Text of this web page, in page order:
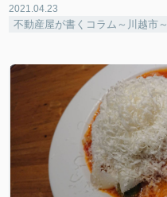
2021.04.23
不動産屋が書くコラム～川越市～